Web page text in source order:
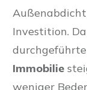
Investition.
Immobilie
weniger